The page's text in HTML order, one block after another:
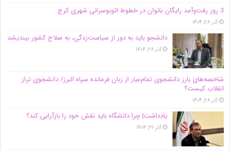
3 روز رفت‌وآمد رایگان بانوان در خطوط اتوبوسرانی شهری کرج
آذر ۲۸, ۱۴۰۴
دانشجو باید به دور از سیاست‌زدگی، به صلاح کشور بیندیشد
آذر ۲۸, ۱۴۰۴
شاخصه‌های بارز دانشجوی تمام‌عیار از زبان فرمانده سپاه البرز/ دانشجوی تراز
انقلاب کیست؟
آذر ۲۸, ۱۴۰۴
یادداشت| چرا دانشگاه باید نقش خود را بازآرایی کند؟
آذر ۲۷, ۱۴۰۴